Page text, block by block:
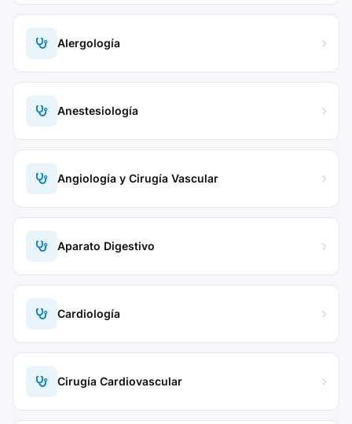
Alergología
Anestesiología
Angiología y Cirugía Vascular
Aparato Digestivo
Cardiología
Cirugía Cardiovascular